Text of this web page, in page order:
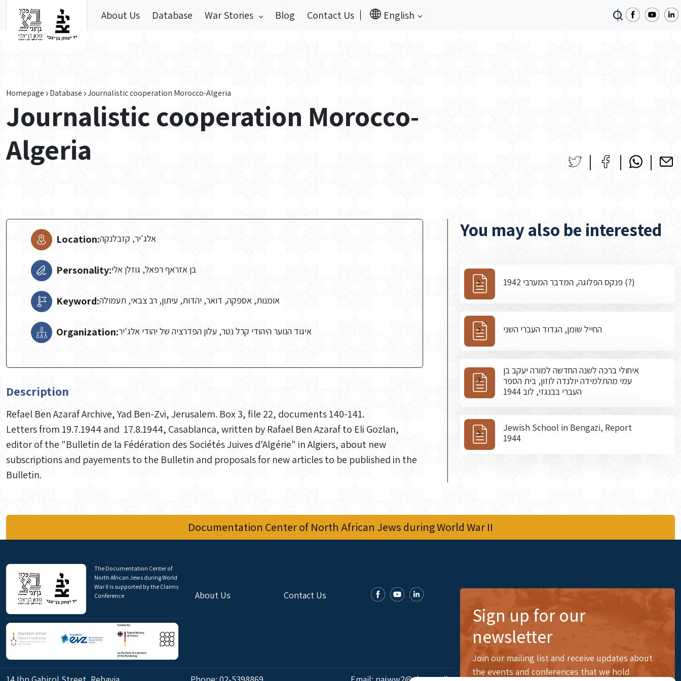
About Us Database War Stories Blog Contact Us English
Homepage Database Journalistic cooperation Morocco-Algeria
Journalistic cooperation Morocco-
Algeria
Location:אלג'יר, קזבלנקה
Personality:בן אזראף רפאל, גוזלן אלי
Keyword:אומנות, אספקה, דואר, יהדות, עיתון, רב צבאי, תעמולה
Organization:איגוד הנוער היהודי קרל נטר, עלון הפדרציה של יהודי אלג'יר
Description
Refael Ben Azaraf Archive, Yad Ben-Zvi, Jerusalem. Box 3, file 22, documents 140-141.
Letters from 19.7.1944 and 17.8.1944, Casablanca, written by Rafael Ben Azaraf to Eli Gozlan,
editor of the "Bulletin de la Fédération des Sociétés Juives d'Algérie" in Algiers, about new
subscriptions and payements to the Bulletin and proposals for new articles to be published in the
Bulletin.
You may also be interested
פנקס הפלוגה, המדבר המערבי 1942 (?)
החייל שומן, הגדוד העברי השני
איחולי ברכה לשנה החדשה למורה יעקב בן
עמי מהתלמידה יולנדה לוזון, בית הספר
העברי בבנגזי, לוב 1944
Jewish School in Bengazi, Report
1944
Documentation Center of North African Jews during World War II
The Documentation Center of
North African Jews during World
War II is supported by the Claims
Conference
About Us Contact Us
Sign up for our
newsletter
Join our mailing list and receive updates about
the events and conferences that we hold